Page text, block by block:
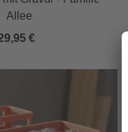
Allee
€